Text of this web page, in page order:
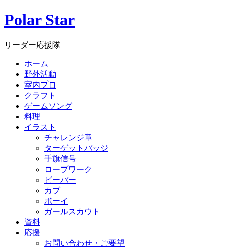
Polar Star
リーダー応援隊
ホーム
野外活動
室内プロ
クラフト
ゲームソング
料理
イラスト
チャレンジ章
ターゲットバッジ
手旗信号
ロープワーク
ビーバー
カブ
ボーイ
ガールスカウト
資料
応援
お問い合わせ・ご要望